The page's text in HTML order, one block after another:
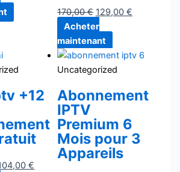
170,00€ 129,00 €
Acheter
maintenant
+12
€
Uncategorized
Abonnement
IPTV
Premium 6
Mois pour 3
Appareils